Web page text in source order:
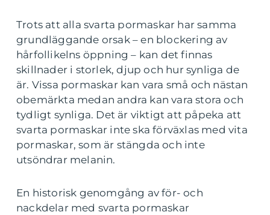
Trots att alla svarta pormaskar har samma
grundläggande orsak – en blockering av
hårfollikelns öppning – kan det finnas
skillnader i storlek, djup och hur synliga de
är. Vissa pormaskar kan vara små och nästan
obemärkta medan andra kan vara stora och
tydligt synliga. Det är viktigt att påpeka att
svarta pormaskar inte ska förväxlas med vita
pormaskar, som är stängda och inte
utsöndrar melanin.
En historisk genomgång av för- och
nackdelar med svarta pormaskar